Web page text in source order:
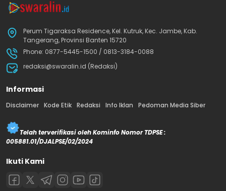
Perum Tigaraksa Residence, Kel. Kutruk, Kec. Jambe, Kab.
Tangerang, Provinsi Banten 15720
Phone: 0877-5445-1500 / 0813-3184-0088
redaksi@swaralin.id (Redaksi)
Informasi
Disclaimer Kode Etik Redaksi Info Iklan Pedoman Media Siber
Telah terverifikasi oleh Kominfo Nomor TDPSE :
005881.01/DJALPSE/02/2024
Ikuti Kami